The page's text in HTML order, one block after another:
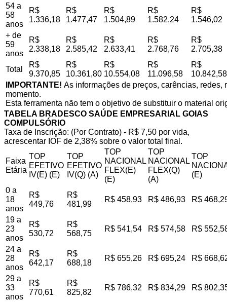
54 a
58
anos
R$
1.336,18
R$
1.477,47
R$
1.504,89
R$
1.582,24
R$
1.546,02
+ de
59
anos
R$
2.338,18
R$
2.585,42
R$
2.633,41
R$
2.768,76
R$
2.705,38
Total
R$
9.370,85
R$
10.361,80
R$
10.554,08
R$
11.096,58
R$
10.842,58
IMPORTANTE! As informações de preços, carências,
momento.
Esta ferramenta não tem o objetivo de substituir o material
TABELA BRADESCO SAÚDE EMPRESARIAL GOIAS
COMPULSÓRIO
Taxa de Inscrição: (Por Contrato) - R$ 7,50 por vida,
acrescentar IOF de 2,38% sobre o valor total final.
Faixa
Etária
TOP
EFETIVO
IV(E) (E)
TOP
EFETIVO
IV(Q) (A)
TOP
NACIONAL
FLEX(E)
(E)
TOP
NACIONAL
FLEX(Q)
(A)
TOP
(E)
0 a
18
anos
R$
449,76
R$
481,99
R$ 458,93 R$ 486,93 R$
19 a
23
anos
R$
530,72
R$
568,75
R$ 541,54 R$ 574,58 R$
24 a
28
anos
R$
642,17
R$
688,18
R$ 655,26 R$ 695,24 R$
29 a
33
anos
R$
770,61
R$
825,82
R$ 786,32 R$ 834,29 R$